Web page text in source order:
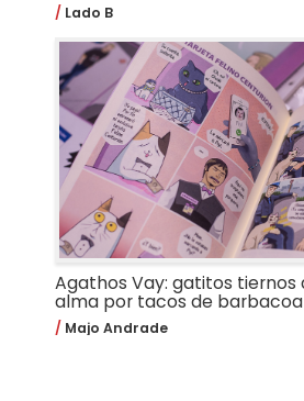
Lado B
Agathos Vay: gatitos tiernos
alma por tacos de barbacoa
Majo Andrade